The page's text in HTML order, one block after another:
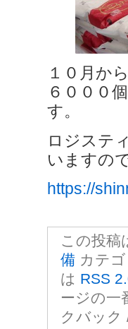
１０月か
６０００
す。
ロジステ
いますの
https://
この投稿
備 カテ
は RSS
ージの一
クバック